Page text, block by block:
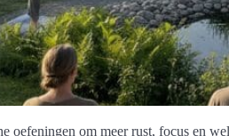
oefeningen om meer rust, focus en